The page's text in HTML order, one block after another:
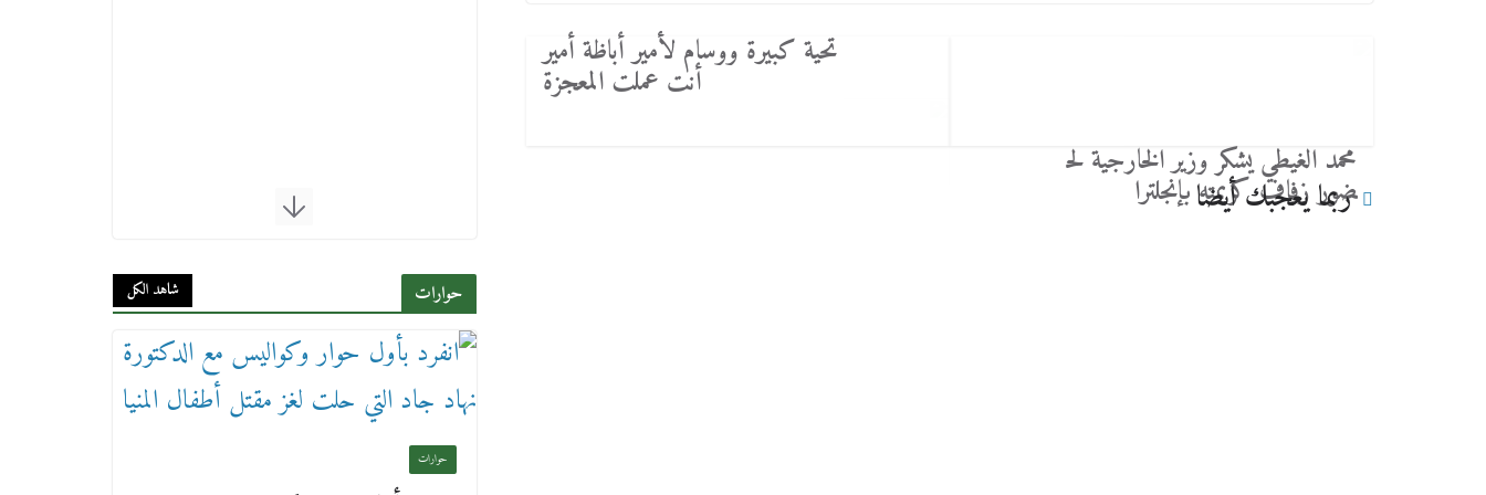
محمد الغيطي يشكر وزير الخارجية لح
ضور زفاف كريمته بإنجلترا
تحية كبيرة ووسام لأمير أباظة أمير
أنت عملت المعجزة
ربما يعجبك أيضا
حوارات شاهد الكل
حوارات